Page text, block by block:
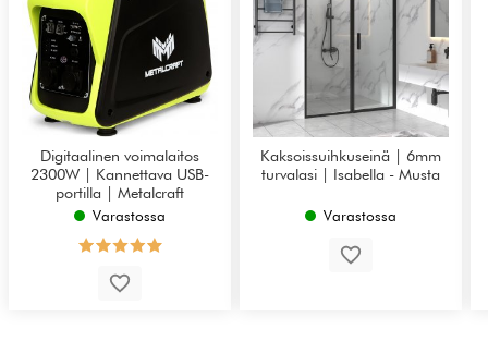
Digitaalinen voimalaitos
2300W | Kannettava USB-
portilla | Metalcraft
Varastossa
Kaksoissuihkuseinä | 6mm
turvalasi | Isabella - Musta
Varastossa